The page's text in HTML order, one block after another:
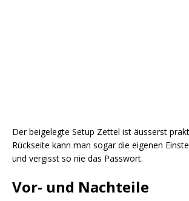
Der beigelegte Setup Zettel ist äusserst
Rückseite kann man sogar die eigenen
und vergisst so nie das Passwort.
Vor- und Nachteile